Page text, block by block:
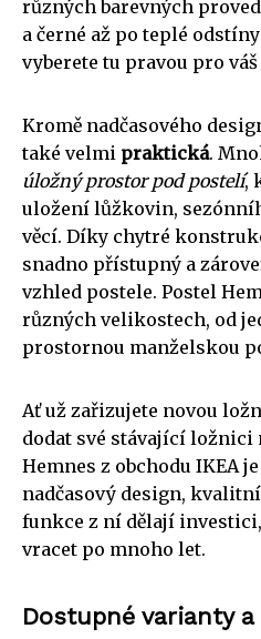
různých barevných
a černé až po teplé
vyberete tu pravou pro váš
Kromě nadčasového
také velmi praktická.
úložný prostor pod postelí,
uložení lůžkovin,
věcí. Díky chytré
snadno přístupný a
vzhled postele. Postel
různých velikostech, od
prostornou manželskou
Ať už zařizujete novou
dodat své stávající ložnici
Hemnes z obchodu IKEA
nadčasový design,
funkce z ní dělají
vracet po mnoho let.
Dostupné varianty